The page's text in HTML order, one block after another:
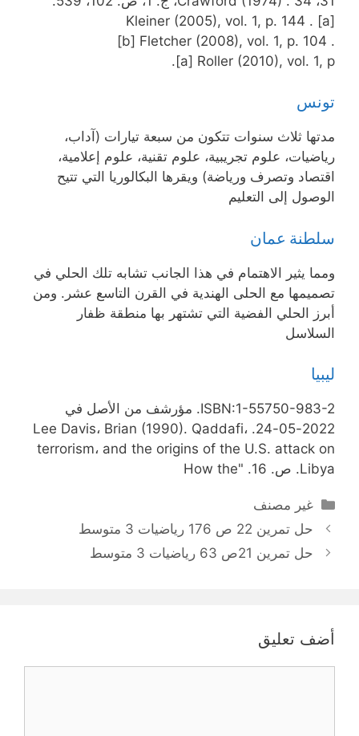
[a] Kleiner (2005), vol. 1, p. 144 .
[b] Fletcher (2008), vol. 1, p. 104 .
[a] Roller (2010), vol. 1, p.
تونس
مدتها ثلاث سنوات تتكون من سبعة تيارات (آداب،
رياضيات، علوم تجريبية، علوم تقنية، علوم إعلامية،
اقتصاد وتصرف ورياضة) ويقرها البكالوريا التي تتيح
الوصول إلى التعليم
سلطنة عمان
ومما يثير الاهتمام في هذا الجانب تشابه تلك الحلي في
تصميمها مع الحلى الهندية في القرن التاسع عشر. ومن
أبرز الحلي الفضية التي تشتهر بها منطقة ظفار
السلاسل
ليبيا
ISBN:1-55750-983-2. مؤرشف من الأصل في
2022-05-24. Lee Davis، Brian (1990). Qaddafi،
terrorism، and the origins of the U.S. attack on
Libya. ص. 16. "How the
التصنيفات
غير مصنف
حل تمرين 22 ص 176 رياضيات 3 متوسط
حل تمرين 21ص 63 رياضيات 3 متوسط
أضف تعليق